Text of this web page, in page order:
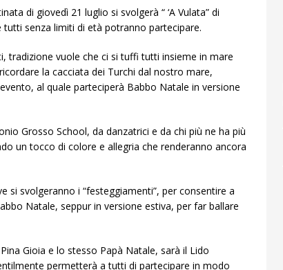
di giovedì 21 luglio si svolgerà “ ‘A Vulata” di
senza limiti di età potranno partecipare.
tradizione vuole che ci si tuffi tutti insieme in mare
la cacciata dei Turchi dal nostro mare,
al quale parteciperà Babbo Natale in versione
Grosso School, da danzatrici e da chi più ne ha più
un tocco di colore e allegria che renderanno ancora
si svolgeranno i “festeggiamenti”, per consentire a
Natale, seppur in versione estiva, per far ballare
Gioia e lo stesso Papà Natale, sarà il Lido
permetterà a tutti di partecipare in modo